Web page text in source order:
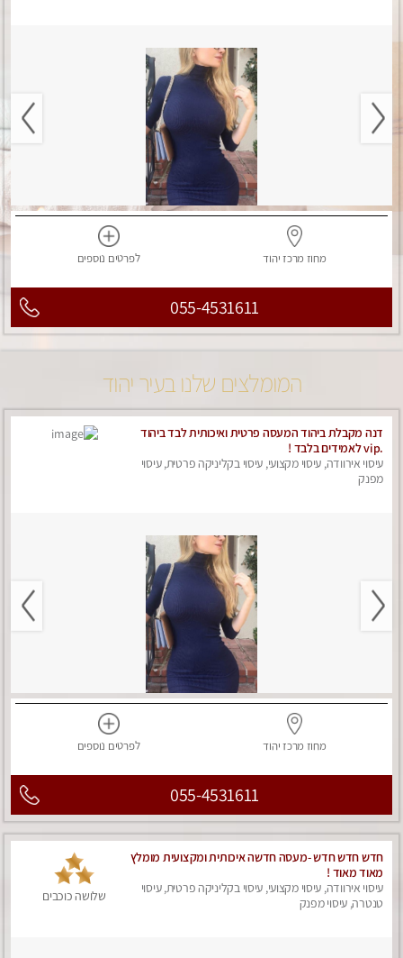
מחוז מרכז יהוד לפרטים נוספים
055-4531611
המומלצים שלנו בעיר יהוד
דנה מקבלת ביהוד המעסה פרטית ואיכותית לבד ביהוד
.vip לאמידים בלבד !
עיסוי אירוודה, עיסוי מקצועי, עיסוי בקליניקה פרטית, עיסוי
מפנק
מחוז מרכז יהוד לפרטים נוספים
055-4531611
חדש חדש חדש -מעסה חדשה איכותית ומקצועית מומלץ
מאוד מאוד !
עיסוי אירוודה, עיסוי מקצועי, עיסוי בקליניקה פרטית, עיסוי
טנטרה, עיסוי מפנק
שלושה כוכבים